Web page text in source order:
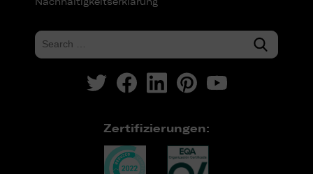
Zertifizierungen: